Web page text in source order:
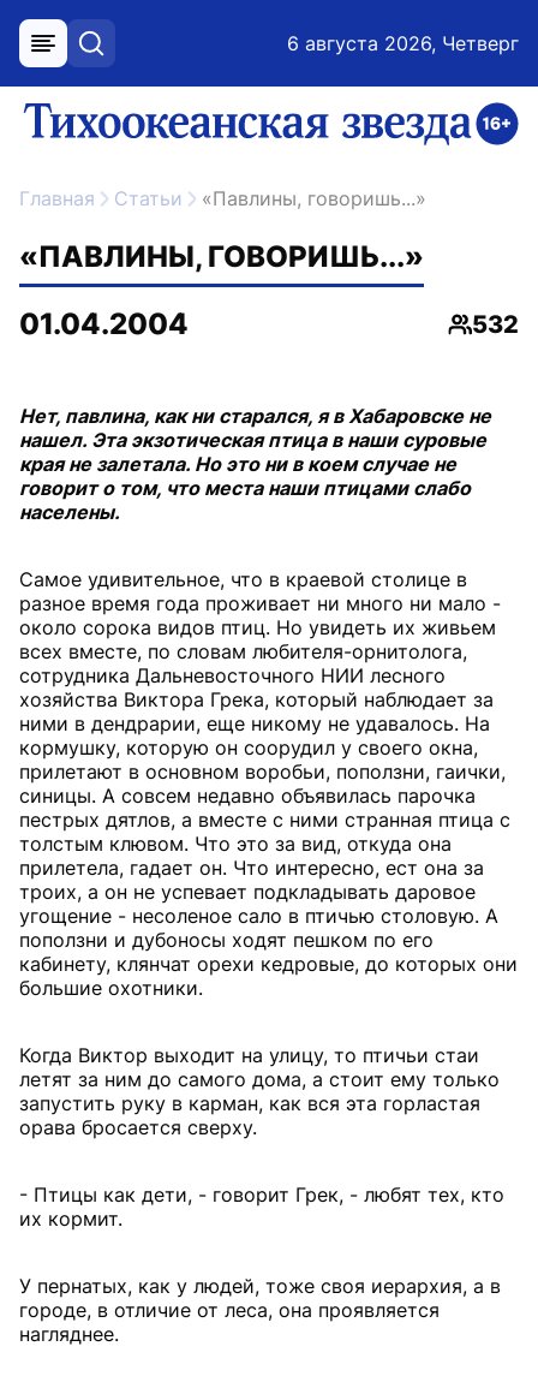
меню поиск 6 августа 2026, Четверг
ссылка на главную
Главная Статьи «Павлины, говоришь...»
«ПАВЛИНЫ, ГОВОРИШЬ...»
01.04.2004
532
Нет, павлина, как ни старался, я в Хабаровске не
нашел. Эта экзотическая птица в наши суровые
края не залетала. Но это ни в коем случае не
говорит о том, что места наши птицами слабо
населены.
Самое удивительное, что в краевой столице в
разное время года проживает ни много ни мало -
около сорока видов птиц. Но увидеть их живьем
всех вместе, по словам любителя-орнитолога,
сотрудника Дальневосточного НИИ лесного
хозяйства Виктора Грека, который наблюдает за
ними в дендрарии, еще никому не удавалось. На
кормушку, которую он соорудил у своего окна,
прилетают в основном воробьи, поползни, гаички,
синицы. А совсем недавно объявилась парочка
пестрых дятлов, а вместе с ними странная птица с
толстым клювом. Что это за вид, откуда она
прилетела, гадает он. Что интересно, ест она за
троих, а он не успевает подкладывать даровое
угощение - несоленое сало в птичью столовую. А
поползни и дубоносы ходят пешком по его
кабинету, клянчат орехи кедровые, до которых они
большие охотники.
Когда Виктор выходит на улицу, то птичьи стаи
летят за ним до самого дома, а стоит ему только
запустить руку в карман, как вся эта горластая
орава бросается сверху.
- Птицы как дети, - говорит Грек, - любят тех, кто
их кормит.
У пернатых, как у людей, тоже своя иерархия, а в
городе, в отличие от леса, она проявляется
нагляднее.